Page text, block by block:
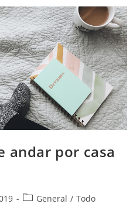
andar por casa
General / Todo